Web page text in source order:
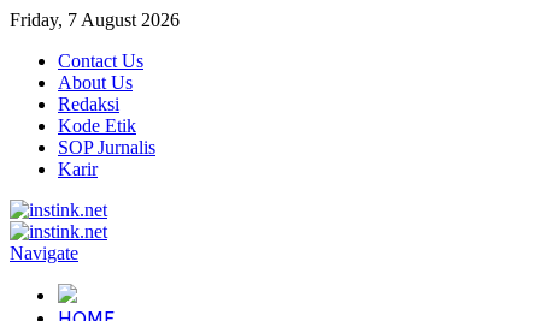
Friday, 7 August 2026
Contact Us
About Us
Redaksi
Kode Etik
SOP Jurnalis
Karir
Navigate